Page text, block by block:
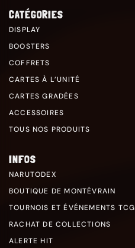
CATÉGORIES
DISPLAY
BOOSTERS
COFFRETS
CARTES À L’UNITÉ
CARTES GRADÉES
ACCESSOIRES
TOUS NOS PRODUITS
INFOS
NARUTODEX
BOUTIQUE DE MONTÉVRAIN
TOURNOIS ET ÉVÉNEMENTS TCG
RACHAT DE COLLECTIONS
ALERTE HIT